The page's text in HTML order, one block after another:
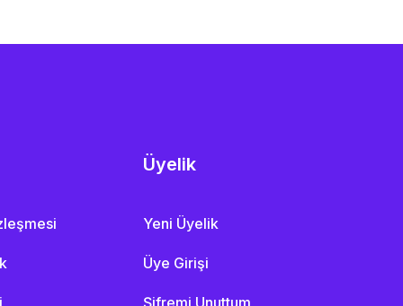
Üyelik
Yeni Üyelik
Üye Girişi
Şifremi Unuttum